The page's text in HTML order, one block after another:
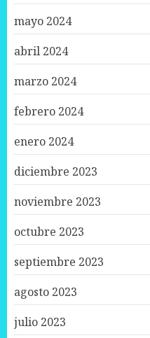
mayo 2024
abril 2024
marzo 2024
febrero 2024
enero 2024
diciembre 2023
noviembre 2023
octubre 2023
septiembre 2023
agosto 2023
julio 2023